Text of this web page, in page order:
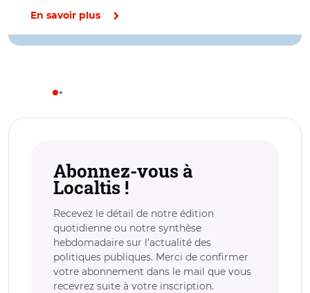
En savoir plus
Abonnez-vous à
Localtis !
Recevez le détail de notre édition
quotidienne ou notre synthèse
hebdomadaire sur l’actualité des
politiques publiques. Merci de confirmer
votre abonnement dans le mail que vous
recevrez suite à votre inscription.